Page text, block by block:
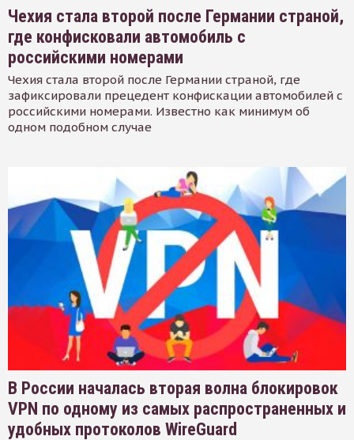
Чехия стала второй после Германии страной,
где конфисковали автомобиль с
российскими номерами
Чехия стала второй после Германии страной, где
зафиксировали прецедент конфискации автомобилей с
российскими номерами. Известно как минимум об
одном подобном случае
В России началась вторая волна блокировок
VPN по одному из самых распространенных и
удобных протоколов WireGuard